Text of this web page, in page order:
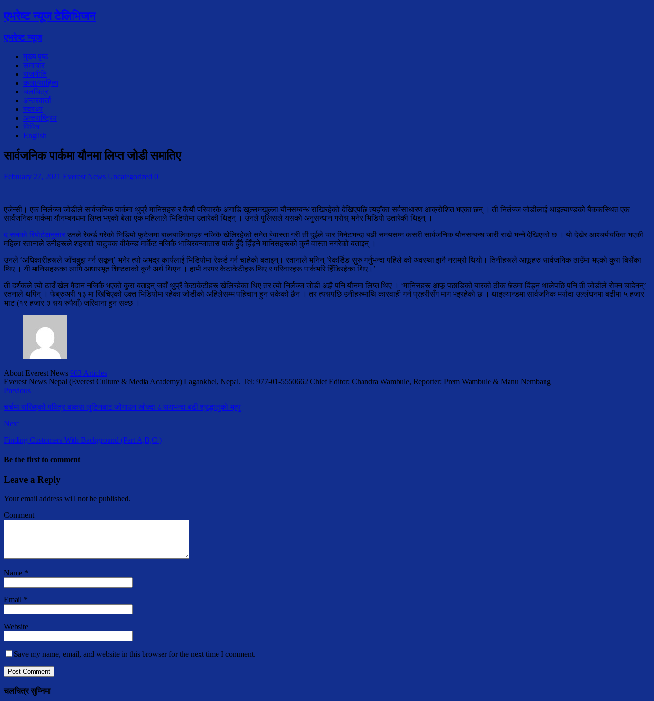
एभरेष्ट न्यूज टेलिभिजन
एभरेष्ट न्यूज
मुख्य पृष्ठ
समाचार
राजनीति
कला/साहित्य
चलचित्र
अन्तरवार्ता
स्वस्थ्य
अन्तराष्ट्रिय
विविध
English
सार्वजनिक पार्कमा यौनमा लिप्त जोडी समातिए
February 27, 2021 Everest News Uncategorized 0
एजेन्सी। एक निर्लज्ज जोडीले सार्वजनिक पार्कमा थुप्रै मानिसहरु र कैयौं परिवारकै अगाडि खुल्लमखुल्ला यौनसम्बन्ध राखिरहेको देखिएपछि त्यहाँका सर्वसाधारण आक्रोशित भएका छन् । ती निर्लज्ज जोडीलाई थाइल्याण्डको बैंककस्थित एक
सार्वजनिक पार्कमा यौनम्बनधमा लिप्त भएको बेला एक महिलाले भिडियोमा उतारेकी थिइन् । उनले पुलिसले यसको अनुसन्धान गरोस् भनेर भिडियो उतारेकी थिइन् ।
द सनको रिपोर्टअनुसार उनले रेकर्ड गरेको भिडियो फुटेजमा बालबालिकाहरु नजिकै खेलिरहेको समेत बेवास्ता गरी ती दुईले चार मिनेटभन्दा बढी समयसम्म कसरी सार्वजनिक यौनसम्बन्ध जारी राखे भन्ने देखिएको छ । यो देखेर आश्चर्यचकित भएकी
महिला रतानाले उनीहरूले शहरको चाटुचक वीकेन्ड मार्केट नजिकै भाचिरबन्जातास पार्क हुँदै हिँड्ने मानिसहरूको कुनै वास्ता नगरेको बताइन् ।
उनले ‘अधिकारीहरूले जाँचबुझ गर्न सकून्’ भनेर त्यो अभद्र कार्यलाई भिडियोमा रेकर्ड गर्न चाहेको बताइन्। रतानाले भनिन् ‘रेकर्डिङ सुरु गर्नुभन्दा पहिले को अवस्था झनै नराम्रो थियो। तिनीहरूले आफूहरु सार्वजनिक ठाउँमा भएको कुरा बिर्सेका
थिए । यी मानिसहरूका लागि आधारभूत शिष्टताको कुनै अर्थ थिएन । हामी वरपर केटाकेटीहरू थिए र परिवारहरू पार्कभरि हिँडिरहेका थिए।’
ती दर्शकले त्यो ठाउँ खेल मैदान नजिकै भएको कुरा बताइन् जहाँ थुप्रै केटाकेटीहरू खेलिरहेका थिए तर त्यो निर्लज्ज जोडी अझै पनि यौनमा लिप्त थिए । ‘मानिसहरू आफू पछाडिको बारको ठीक छेउमा हिंड्न थालेपछि पनि ती जोडीले रोक्न चाहेनन्’
रतनाले थपिन् । फेब्रुअरी १३ मा खिचिएको उक्त भिडियोमा रहेका जोडीको अहिलेसम्म पहिचान हुन सकेको छैन । तर त्यसपछि उनीहरुमाथि कारवाही गर्न प्रहरीसँग माग भइरहेको छ । थाइल्यान्डमा सार्वजनिक मर्यादा उल्लंघनमा बढीमा ५ हजार
भाट (१९ हजार ३ सय रुपैयाँ) जरिवाना हुन सक्छ ।
About Everest News 903 Articles
Everest News Nepal (Everest Culture & Media Academy) Lagankhel, Nepal. Tel: 977-01-5550662 Chief Editor: Chandra Wambule, Reporter: Prem Wambule & Manu Nembang
Previous
चर्चमा राखिएको पवित्र बाकस लुटिनबाट जोगाउन खोज्दा ८ सयभन्दा बढी श्रद्धालुको मृत्यु
Next
Finding Customers With Background (Part A,B,C )
Be the first to comment
Leave a Reply
Your email address will not be published.
Comment
Name *
Email *
Website
Save my name, email, and website in this browser for the next time I comment.
चलचित्र सुम्निमा